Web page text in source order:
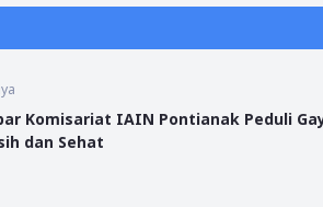
Komisariat IAIN Pontianak Peduli
dan Sehat